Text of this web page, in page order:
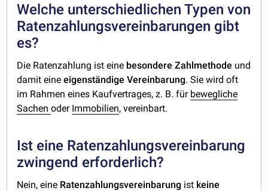
Welche unterschiedlichen Typen von
Ratenzahlungsvereinbarungen gibt
es?
Die Ratenzahlung ist eine besondere Zahlmethode und
damit eineeigenständige Vereinbarung. Sie wird oft
im Rahmen eines Kaufvertrages, z. B. für bewegliche
Sachenoder Immobilien, vereinbart.
Ist eine Ratenzahlungsvereinbarung
zwingend erforderlich?
Nein, eine Ratenzahlungsvereinbarung ist keine